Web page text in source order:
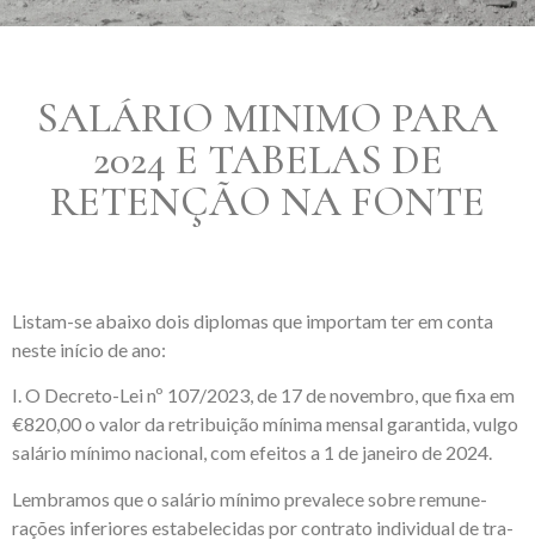
SALÁRIO MINIMO PARA
2024 E TABELAS DE
RETENÇÃO NA FONTE
Listam-se abaixo dois diplomas que importam ter em conta
neste início de ano:
I. O Decreto-Lei nº 107/2023, de 17 de novembro, que fixa em
€820,00 o valor da retribuição mínima mensal garantida, vulgo
salário mínimo nacional, com efeitos a 1 de janeiro de 2024.
Lembramos que o salário mínimo prevalece sobre remune­
rações inferiores estabelecidas por contrato individual de tra­